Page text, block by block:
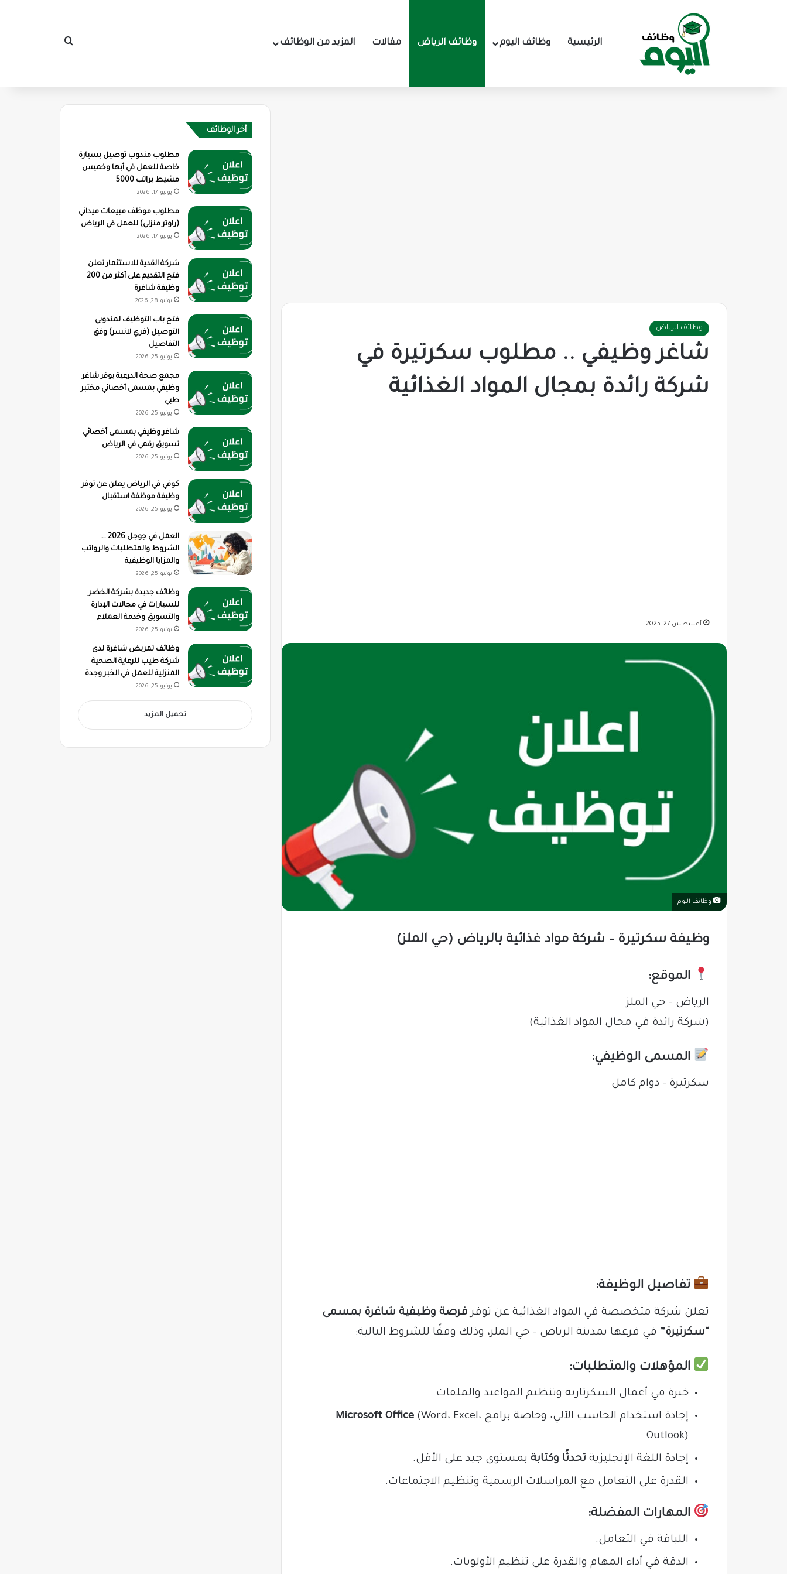
الرئيسية وظائف اليوم وظائف الرياض مقالات المزيد من الوظائف بحث عن
وظائف الرياض
شاغر وظيفي .. مطلوب سكرتيرة في
شركة رائدة بمجال المواد الغذائية
أغسطس 27, 2025
وظائف اليوم
وظيفة سكرتيرة – شركة مواد غذائية بالرياض (حي الملز)
الموقع:
الرياض – حي الملز
(شركة رائدة في مجال المواد الغذائية)
المسمى الوظيفي:
سكرتيرة – دوام كامل
تفاصيل الوظيفة:
تعلن شركة متخصصة في المواد الغذائية عن توفر فرصة وظيفية شاغرة بمسمى
“سكرتيرة” في فرعها بمدينة الرياض – حي الملز، وذلك وفقًا للشروط التالية:
المؤهلات والمتطلبات:
خبرة في أعمال السكرتارية وتنظيم المواعيد والملفات.
إجادة استخدام الحاسب الآلي، وخاصة برامج
Microsoft Office (Word، Excel،
Outlook).
إجادة اللغة الإنجليزية تحدثًا وكتابة بمستوى جيد على الأقل.
القدرة على التعامل مع المراسلات الرسمية وتنظيم الاجتماعات.
المهارات المفضلة:
اللباقة في التعامل.
الدقة في أداء المهام والقدرة على تنظيم الأولويات.
أخر الوظائف
مطلوب مندوب توصيل بسيارة
خاصة للعمل في أبها وخميس
مشيط براتب 5000
يوليو 17, 2026
مطلوب موظف مبيعات ميداني
(راوتر منزلي) للعمل في الرياض
يوليو 17, 2026
شركة القدية للاستثمار تعلن
فتح التقديم على أكثر من 200
وظيفة شاغرة
يونيو 28, 2026
فتح باب التوظيف لمندوبي
التوصيل (فري لانسر) وفق
التفاصيل
يونيو 25, 2026
مجمع صحة الدرعية يوفر شاغر
وظيفي بمسمى أخصائي مختبر
طبي
يونيو 25, 2026
شاغر وظيفي بمسمى أخصائي
تسويق رقمي في الرياض
يونيو 25, 2026
كوفي في الرياض يعلن عن توفر
وظيفة موظفة استقبال
يونيو 25, 2026
العمل في جوجل 2026 ….
الشروط والمتطلبات والرواتب
والمزايا الوظيفية
يونيو 25, 2026
وظائف جديدة بشركة الخضر
للسيارات في مجالات الإدارة
والتسويق وخدمة العملاء
يونيو 25, 2026
وظائف تمريض شاغرة لدى
شركة طيب للرعاية الصحية
المنزلية للعمل في الخبر وجدة
يونيو 25, 2026
تحميل المزيد